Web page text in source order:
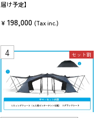
届け予定】
¥ 198,000 (Tax inc.)
セット割